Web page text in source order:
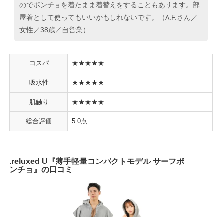
のでポンチョを着たまま着替えをすることもあります。部
屋着として使ってもいいかもしれないです。（A.F.さん／
女性／38歳／自営業）
コスパ ★★★★★
吸水性 ★★★★★
肌触り ★★★★★
総合評価 5.0点
.reluxed U『薄手軽量コンパクトモデル サーフポ
ンチョ』の口コミ